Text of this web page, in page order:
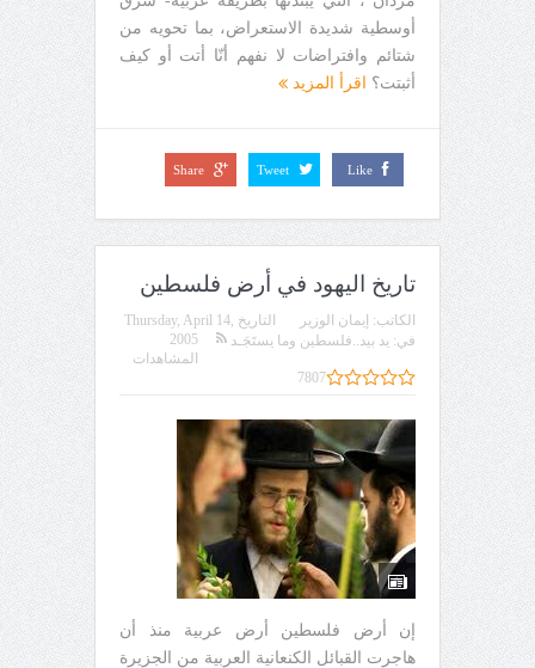
أوسطية شديدة الاستعراض، بما تحويه من
شتائم وافتراضات لا نفهم أنّا أتت أو كيف
أثبتت؟
اقرأ المزيد
Like
Tweet
Share
تاريخ اليهود في أرض فلسطين
الكاتب: إيمان الوزير التاريخ Thursday, April 14,
2005
في: يد بيد..فلسطين وما يستَجَـد
المشاهدات
7807
إن أرض فلسطين أرض عربية منذ أن
هاجرت القبائل الكنعانية العربية من الجزيرة